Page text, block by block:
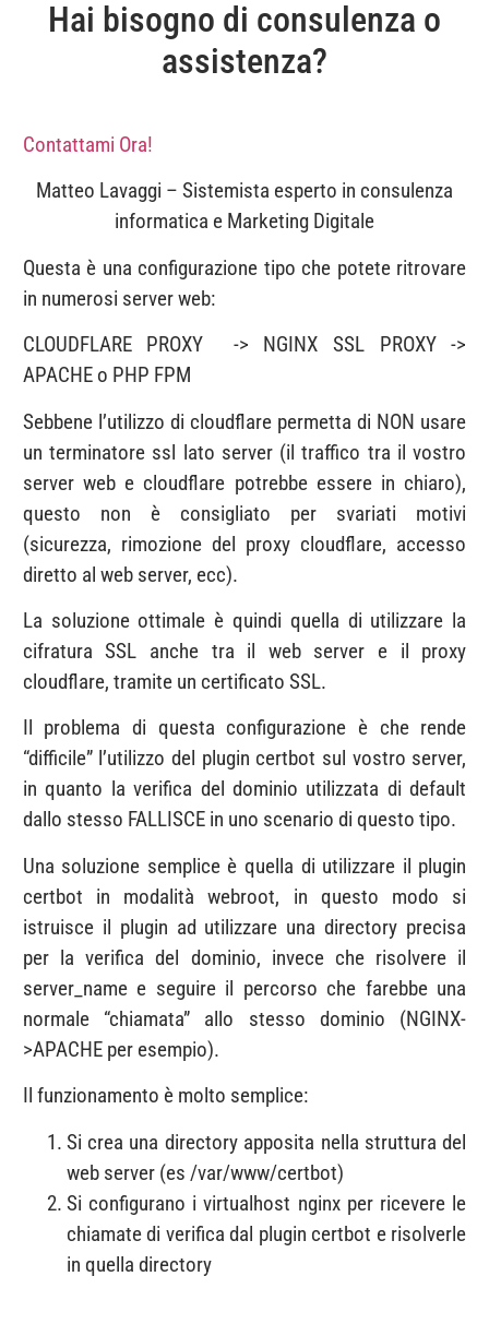
Hai bisogno di consulenza o
assistenza?
Contattami Ora!
Matteo Lavaggi – Sistemista esperto in consulenza
informatica e Marketing Digitale
Questa è una configurazione tipo che potete ritrovare
in numerosi server web:
CLOUDFLARE PROXY -> NGINX SSL PROXY ->
APACHE o PHP FPM
Sebbene l’utilizzo di cloudflare permetta di NON usare
un terminatore ssl lato server (il traffico tra il vostro
server web e cloudflare potrebbe essere in chiaro),
questo non è consigliato per svariati motivi
(sicurezza, rimozione del proxy cloudflare, accesso
diretto al web server, ecc).
La soluzione ottimale è quindi quella di utilizzare la
cifratura SSL anche tra il web server e il proxy
cloudflare, tramite un certificato SSL.
Il problema di questa configurazione è che rende
“difficile” l’utilizzo del plugin certbot sul vostro server,
in quanto la verifica del dominio utilizzata di default
dallo stesso FALLISCE in uno scenario di questo tipo.
Una soluzione semplice è quella di utilizzare il plugin
certbot in modalità webroot, in questo modo si
istruisce il plugin ad utilizzare una directory precisa
per la verifica del dominio, invece che risolvere il
server_name e seguire il percorso che farebbe una
normale “chiamata” allo stesso dominio (NGINX-
>APACHE per esempio).
Il funzionamento è molto semplice:
Si crea una directory apposita nella struttura del
web server (es /var/www/certbot)
Si configurano i virtualhost nginx per ricevere le
chiamate di verifica dal plugin certbot e risolverle
in quella directory